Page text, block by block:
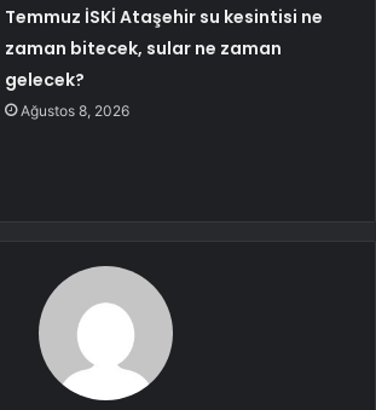
Temmuz İSKİ Ataşehir su kesintisi ne
zaman bitecek, sular ne zaman
gelecek?
Ağustos 8, 2026